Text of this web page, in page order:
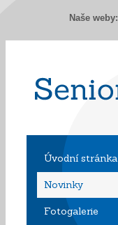
Úvodní stránka
Novinky
Fotogalerie
Naše weby: